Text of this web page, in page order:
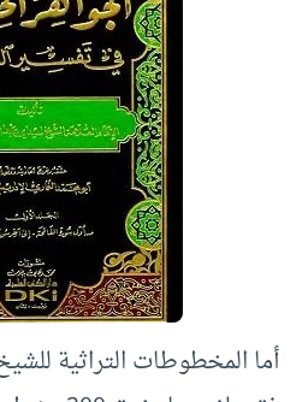
أما المخطوطات التراثية